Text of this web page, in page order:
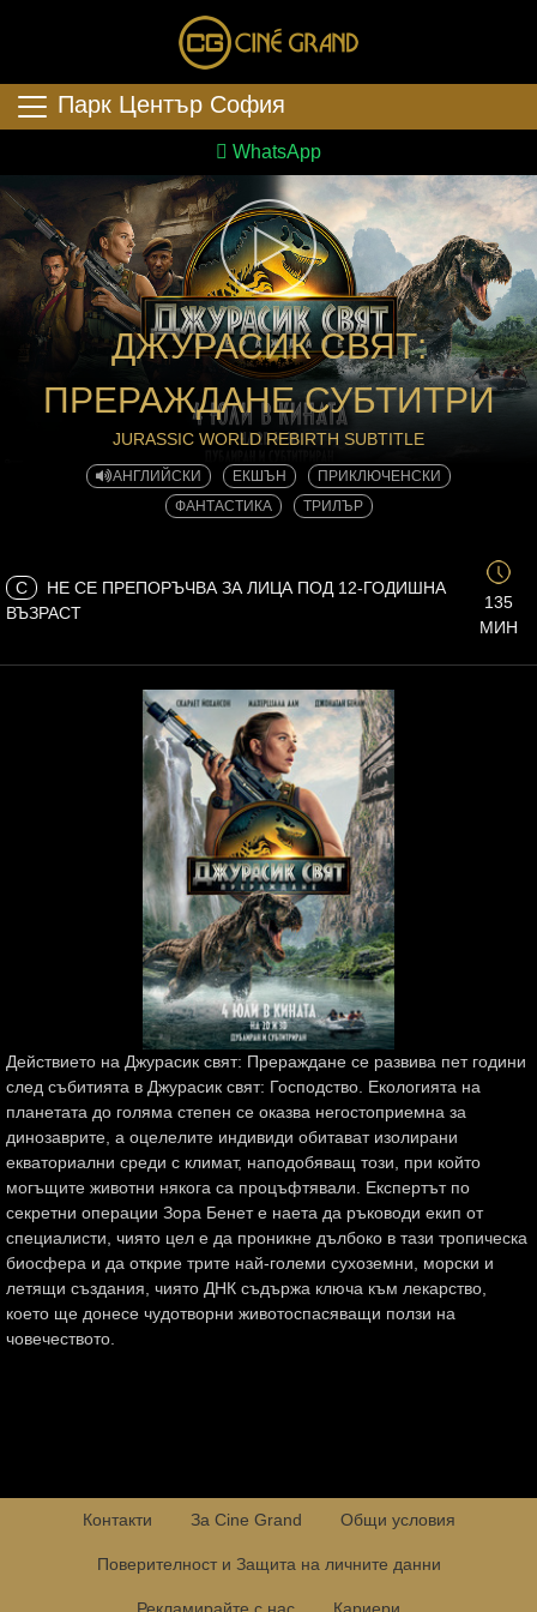
Парк Център София
WhatsApp
ДЖУРАСИК СВЯТ:
ПРЕРАЖДАНЕ СУБТИТРИ
JURASSIC WORLD REBIRTH SUBTITLE
АНГЛИЙСКИ ЕКШЪН
ПРИКЛЮЧЕНСКИ
ФАНТАСТИКА
ТРИЛЪР
C
НЕ СЕ ПРЕПОРЪЧВА ЗА ЛИЦА ПОД 12-ГОДИШНА
ВЪЗРАСТ
135
МИН
Действието на Джурасик свят: Прераждане се развива пет години
след събитията в Джурасик свят: Господство. Екологията на
планетата до голяма степен се оказва негостоприемна за
динозаврите, а оцелелите индивиди обитават изолирани
екваториални среди с климат, наподобяващ този, при който
могъщите животни някога са процъфтявали. Експертът по
секретни операции Зора Бенет е наета да ръководи екип от
специалисти, чиято цел е да проникне дълбоко в тази тропическа
биосфера и да открие трите най-големи сухоземни, морски и
летящи създания, чиято ДНК съдържа ключа към лекарство,
което ще донесе чудотворни животоспасяващи ползи на
човечеството.
Контакти За Cine Grand Общи условия
Поверителност и Защита на личните данни